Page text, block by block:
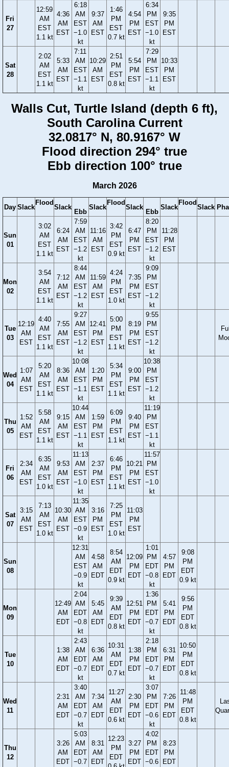
Fri
27
12:59
AM
EST
1.1 kt
4:36
AM
EST
6:18
AM
EST
−1.0
kt
9:37
AM
EST
1:46
PM
EST
0.7 kt
4:54
PM
EST
6:34
PM
EST
−1.0
kt
9:35
PM
EST
Sat
28
2:02
AM
EST
1.1 kt
5:33
AM
EST
7:11
AM
EST
−1.1
kt
10:29
AM
EST
2:51
PM
EST
0.8 kt
5:54
PM
EST
7:29
PM
EST
−1.1
kt
10:33
PM
EST
Walls Cut, Turtle Island (depth 6 ft),
South Carolina Current
32.0817° N, 80.9167° W
Flood direction 294° true
Ebb direction 100° true
March 2026
Day Slack
Flood
Slack
Ebb
Slack
Flood
Slack
Ebb
Slack
Flood
Slack
Sun
01
3:02
AM
EST
1.1 kt
6:24
AM
EST
7:59
AM
EST
−1.2
kt
11:16
AM
EST
3:42
PM
EST
0.9 kt
6:47
PM
EST
8:20
PM
EST
−1.2
kt
11:28
PM
EST
Mon
02
3:54
AM
EST
1.1 kt
7:12
AM
EST
8:44
AM
EST
−1.2
kt
11:59
AM
EST
4:24
PM
EST
1.0 kt
7:35
PM
EST
9:09
PM
EST
−1.2
kt
Tue
03
12:19
AM
EST
4:40
AM
EST
1.1 kt
7:55
AM
EST
9:27
AM
EST
−1.2
kt
12:41
PM
EST
5:00
PM
EST
1.1 kt
8:19
PM
EST
9:55
PM
EST
−1.2
kt
Wed
04
1:07
AM
EST
5:20
AM
EST
1.1 kt
8:36
AM
EST
10:08
AM
EST
−1.1
kt
1:20
PM
EST
5:34
PM
EST
1.1 kt
9:00
PM
EST
10:38
PM
EST
−1.2
kt
Thu
05
1:52
AM
EST
5:58
AM
EST
1.1 kt
9:15
AM
EST
10:44
AM
EST
−1.1
kt
1:59
PM
EST
6:09
PM
EST
1.1 kt
9:40
PM
EST
11:19
PM
EST
−1.1
kt
Fri
06
2:34
AM
EST
6:35
AM
EST
1.0 kt
9:53
AM
EST
11:13
AM
EST
−1.0
kt
2:37
PM
EST
6:46
PM
EST
1.1 kt
10:21
PM
EST
11:57
PM
EST
−1.0
kt
Sat
07
3:15
AM
EST
7:13
AM
EST
1.0 kt
10:30
AM
EST
11:35
AM
EST
−0.9
kt
3:16
PM
EST
7:25
PM
EST
1.0 kt
11:03
PM
EST
Sun
08
12:31
AM
EST
−0.9
kt
4:58
AM
EDT
8:54
AM
EDT
0.9 kt
12:09
PM
EDT
1:01
PM
EDT
−0.8
kt
4:57
PM
EDT
9:08
PM
EDT
0.9 kt
Mon
09
12:49
AM
EDT
2:04
AM
EDT
−0.8
kt
5:45
AM
EDT
9:39
AM
EDT
0.8 kt
12:51
PM
EDT
1:36
PM
EDT
−0.7
kt
5:41
PM
EDT
9:56
PM
EDT
0.8 kt
Tue
10
1:38
AM
EDT
2:43
AM
EDT
−0.7
kt
6:36
AM
EDT
10:31
AM
EDT
0.7 kt
1:38
PM
EDT
2:18
PM
EDT
−0.7
kt
6:31
PM
EDT
10:50
PM
EDT
0.8 kt
Wed
11
2:31
AM
EDT
3:40
AM
EDT
−0.7
kt
7:34
AM
EDT
11:27
AM
EDT
0.6 kt
2:30
PM
EDT
3:07
PM
EDT
−0.6
kt
7:26
PM
EDT
11:48
PM
EDT
0.8 kt
Thu
12
3:26
AM
EDT
5:03
AM
EDT
−0.7
8:31
AM
EDT
12:23
PM
EDT
3:27
PM
EDT
4:02
PM
EDT
−0.6
8:23
PM
EDT